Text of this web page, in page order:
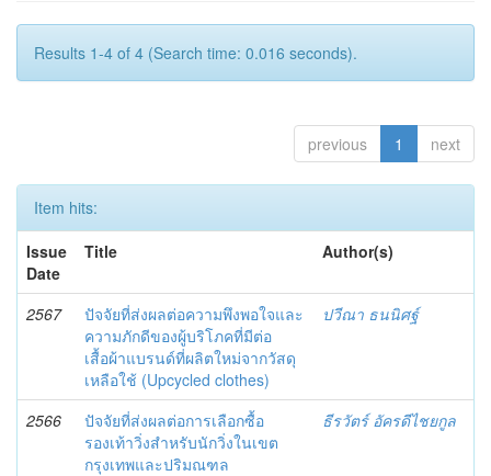
Results 1-4 of 4 (Search time: 0.016 seconds).
previous 1 next
Item hits:
Issue
Date
Title Author(s)
2567
ปัจจัยที่ส่งผลต่อความพึงพอใจและ
ความภักดีของผู้บริโภคที่มีต่อ
เสื้อผ้าแบรนด์ที่ผลิตใหม่จากวัสดุ
เหลือใช้ (Upcycled clothes)
ปวีณา ธนนิศฐ์
2566
ปัจจัยที่ส่งผลต่อการเลือกซื้อ
รองเท้าวิ่งสำหรับนักวิ่งในเขต
กรุงเทพและปริมณฑล
ธีรวัตร์ อัครดีไชยกูล